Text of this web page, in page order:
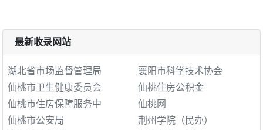
最新收录网站
湖北省市场监督管理局
襄阳市科学技术协会
仙桃市卫生健康委员会
仙桃住房公积金
仙桃市住房保障服务中
仙桃网
仙桃市公安局
荆州学院（民办）